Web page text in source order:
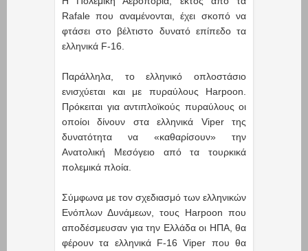
Rafale που αναμένονται, έχει σκοπό να
φτάσει στο βέλτιστο δυνατό επίπεδο τα
ελληνικά F-16.
Παράλληλα, το ελληνικό οπλοστάσιο
ενισχύεται και με πυραύλους Harpoon.
Πρόκειται για αντιπλοϊκούς πυραύλους οι
οποίοι δίνουν στα ελληνικά Viper της
δυνατότητα να «καθαρίσουν» την
Ανατολική Μεσόγειο από τα τουρκικά
πολεμικά πλοία.
Σύμφωνα με τον σχεδιασμό των ελληνικών
Ενόπλων Δυνάμεων, τους Harpoon που
αποδέσμευσαν για την Ελλάδα οι ΗΠΑ, θα
φέρουν τα ελληνικά F-16 Viper που θα